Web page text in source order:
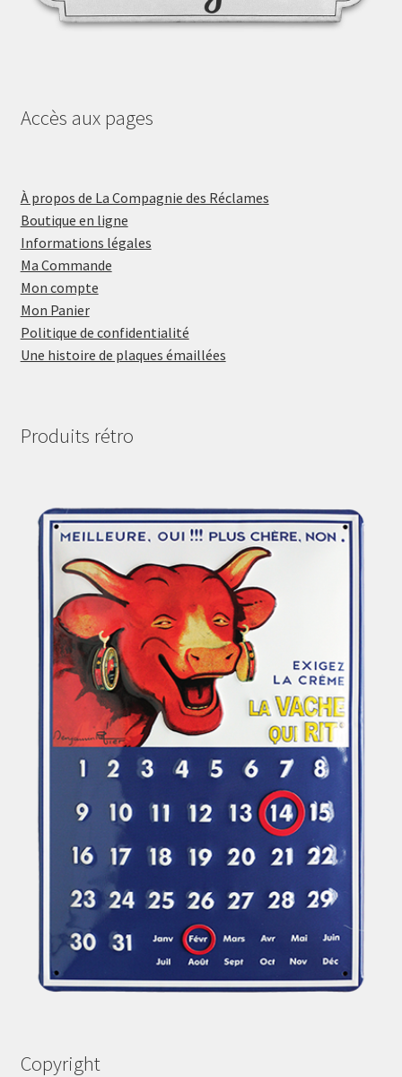
Accès aux pages
À propos de La Compagnie des Réclames
Boutique en ligne
Informations légales
Ma Commande
Mon compte
Mon Panier
Politique de confidentialité
Une histoire de plaques émaillées
Produits rétro
Copyright